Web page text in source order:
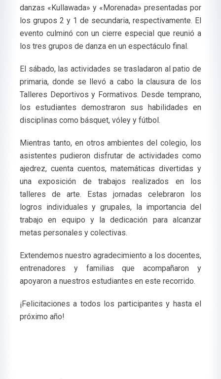
danzas «Kullawada» y «Morenada» presentadas por
los grupos 2 y 1 de secundaria, respectivamente. El
evento culminó con un cierre especial que reunió a
los tres grupos de danza en un espectáculo final.
El sábado, las actividades se trasladaron al patio de
primaria, donde se llevó a cabo la clausura de los
Talleres Deportivos y Formativos. Desde temprano,
los estudiantes demostraron sus habilidades en
disciplinas como básquet, vóley y fútbol.
Mientras tanto, en otros ambientes del colegio, los
asistentes pudieron disfrutar de actividades como
ajedrez, cuenta cuentos, matemáticas divertidas y
una exposición de trabajos realizados en los
talleres de arte. Estas jornadas celebraron los
logros individuales y grupales, la importancia del
trabajo en equipo y la dedicación para alcanzar
metas personales y colectivas.
Extendemos nuestro agradecimiento a los docentes,
entrenadores y familias que acompañaron y
apoyaron a nuestros estudiantes en este recorrido.
¡Felicitaciones a todos los participantes y hasta el
próximo año!